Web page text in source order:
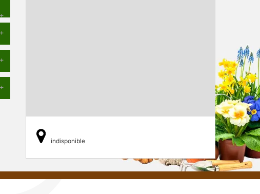
indisponible